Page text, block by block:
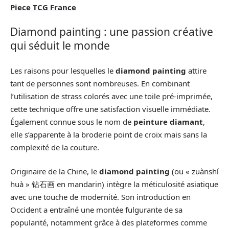
Piece TCG France
Diamond painting : une passion créative
qui séduit le monde
Les raisons pour lesquelles le diamond painting attire
tant de personnes sont nombreuses. En combinant
l’utilisation de strass colorés avec une toile pré-imprimée,
cette technique offre une satisfaction visuelle immédiate.
Également connue sous le nom de peinture diamant,
elle s’apparente à la broderie point de croix mais sans la
complexité de la couture.
Originaire de la Chine, le diamond painting (ou « zuànshí
huà » 钻石画 en mandarin) intègre la méticulosité asiatique
avec une touche de modernité. Son introduction en
Occident a entraîné une montée fulgurante de sa
popularité, notamment grâce à des plateformes comme